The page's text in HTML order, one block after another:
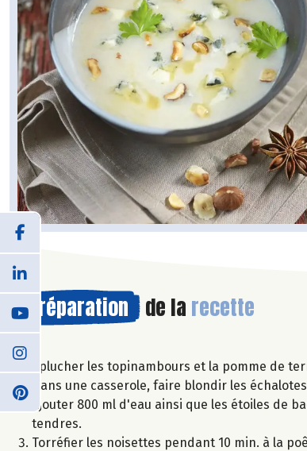
Préparation de la recette
Éplucher les topinambours et la pomme de
Dans une casserole, faire blondir les
Ajouter 800 ml d'eau ainsi que les étoiles de
tendres.
Torréfier les noisettes pendant 10 min. à la